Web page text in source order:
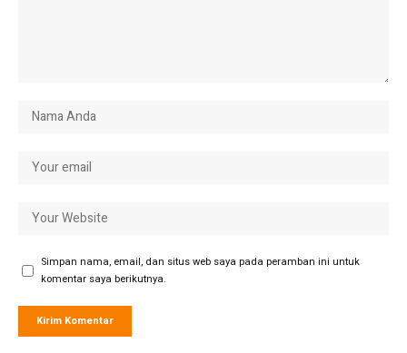
Simpan nama, email, dan situs web saya pada peramban ini untuk
komentar saya berikutnya.